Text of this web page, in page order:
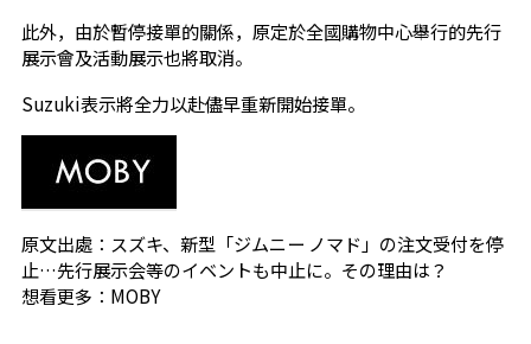
此外，由於暫停接單的關係，原定於全國購物中心舉行的先行
展示會及活動展示也將取消。
Suzuki表示將全力以赴儘早重新開始接單。
原文出處： スズキ、新型「ジムニー ノマド」の注文受付を停
止…先行展示会等のイベントも中止に。その理由は？
想看更多： MOBY